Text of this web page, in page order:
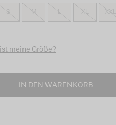
M XL XXL
meine Größe?
IN DEN WARENKORB